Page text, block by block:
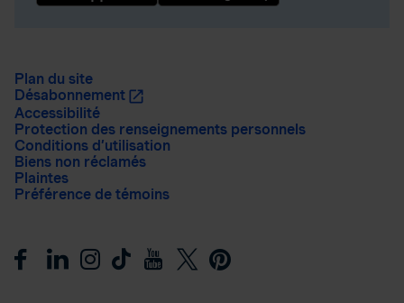
Plan du site
Désabonnement
Accessibilité
Protection des renseignements personnels
Conditions d’utilisation
Biens non réclamés
Plaintes
Préférence de témoins